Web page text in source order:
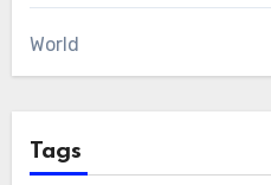
World
Tags